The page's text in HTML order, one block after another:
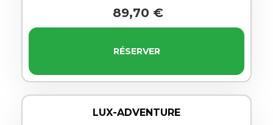
89,70 €
RÉSERVER
LUX-ADVENTURE